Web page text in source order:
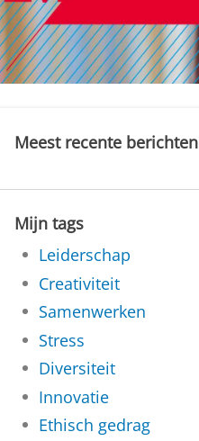
Meest recente berichten
Mijn tags
Leiderschap
Creativiteit
Samenwerken
Stress
Diversiteit
Innovatie
Ethisch gedrag